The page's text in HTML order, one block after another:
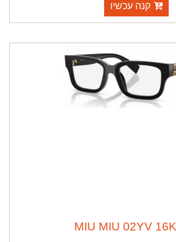
קנה עכשיו
MIU MIU 02YV